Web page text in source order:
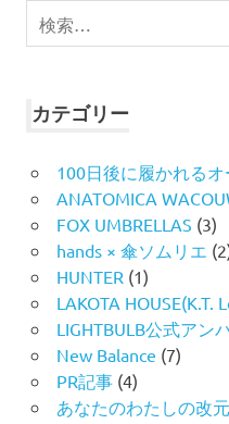
検
索
カテゴリー
100日後に履かれる
ANATOMICA
FOX UMBRELLAS (3)
hands × 傘ソムリエ
HUNTER (1)
LAKOTA HOUSE(K.T.
LIGHTBULB公式アン
New Balance (7)
PR記事(4)
あなたのわたしの改